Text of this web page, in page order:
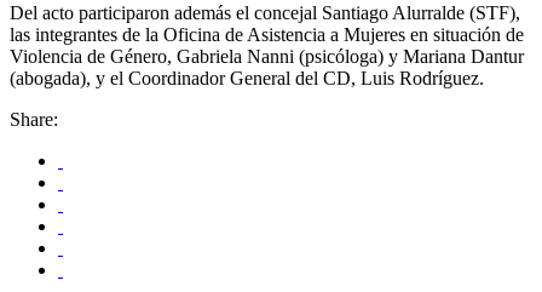
Del acto participaron además el concejal Santiago Alurralde (STF),
las integrantes de la Oficina de Asistencia a Mujeres en situación de
Violencia de Género, Gabriela Nanni (psicóloga) y Mariana Dantur
(abogada), y el Coordinador General del CD, Luis Rodríguez.
Share: